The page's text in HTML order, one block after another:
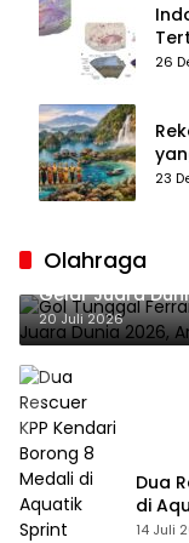
26
23
Olahraga
Gol Tunggal
Gelar Juara
20 Juli 2026
Dua
di
Best
14 Juli